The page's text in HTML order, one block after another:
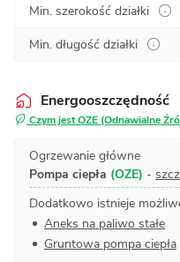
Min. szerokość działki
Min. długość działki
Energooszczędność
Czym jest OZE (Odnawialne
Ogrzewanie główne
Pompa ciepła (OZE) -
Dodatkowo istnieje
Aneks na paliwo stałe
Gruntowa pompa ciepła